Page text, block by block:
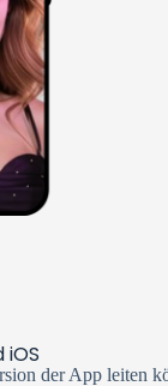
der App leiten